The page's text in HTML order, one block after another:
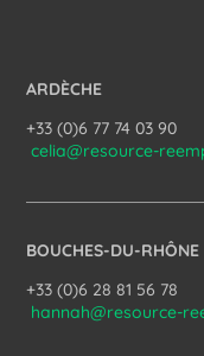
ARDÈCHE
+33 (0)6 77 74 03 90
celia@resource-
BOUCHES-DU-RHÔNE
+33 (0)6 28 81 56 78
hannah@resource-